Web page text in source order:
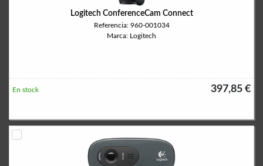
Logitech ConferenceCam Connect
Referencia: 960-001034
Marca: Logitech
397,85 €
En stock